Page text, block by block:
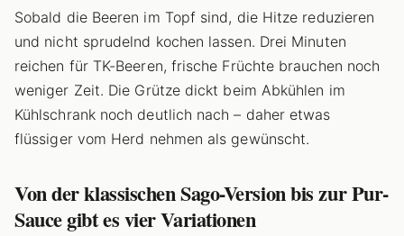
Sobald die Beeren im Topf sind, die Hitze reduzieren
und nicht sprudelnd kochen lassen. Drei Minuten
reichen für TK-Beeren, frische Früchte brauchen noch
weniger Zeit. Die Grütze dickt beim Abkühlen im
Kühlschrank noch deutlich nach – daher etwas
flüssiger vom Herd nehmen als gewünscht.
Von der klassischen Sago-Version bis zur Pur-
Sauce gibt es vier Variationen